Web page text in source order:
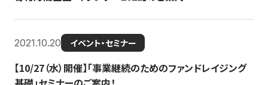
2021.10.20 イベント・セミナー
【10/27（水）開催】「事業継続のためのファンドレイジング